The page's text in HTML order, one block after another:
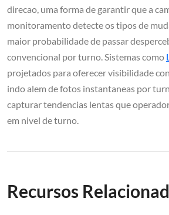
direcao, uma forma de garantir que a
monitoramento detecte os tipos de
maior probabilidade de passar
convencional por turno. Sistemas como
projetados para oferecer visibilidade
indo alem de fotos instantaneas por
capturar tendencias lentas que
em nivel de turno.
Recursos